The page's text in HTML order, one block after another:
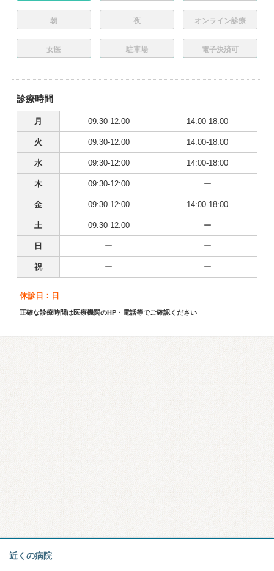
朝 夜 オンライン診療
女医 駐車場 電子決済可
診療時間
月 09:30-12:00 14:00-18:00
火 09:30-12:00 14:00-18:00
水 09:30-12:00 14:00-18:00
木 09:30-12:00 ー
金 09:30-12:00 14:00-18:00
土 09:30-12:00 ー
日 ー ー
祝 ー ー
休診日：日
正確な診療時間は医療機関のHP・電話等でご確認ください
近くの病院